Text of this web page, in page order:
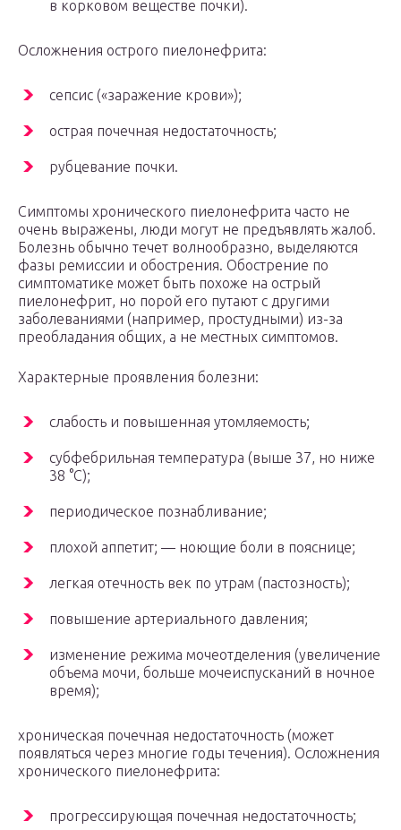
в корковом веществе почки).
Осложнения острого пиелонефрита:
сепсис («заражение крови»);
острая почечная недостаточность;
рубцевание почки.
Симптомы хронического пиелонефрита часто не
очень выражены, люди могут не предъявлять жалоб.
Болезнь обычно течет волнообразно, выделяются
фазы ремиссии и обострения. Обострение по
симптоматике может быть похоже на острый
пиелонефрит, но порой его путают с другими
заболеваниями (например, простудными) из-за
преобладания общих, а не местных симптомов.
Характерные проявления болезни:
слабость и повышенная утомляемость;
субфебрильная температура (выше 37, но ниже
38 °C);
периодическое познабливание;
плохой аппетит; — ноющие боли в пояснице;
легкая отечность век по утрам (пастозность);
повышение артериального давления;
изменение режима мочеотделения (увеличение
объема мочи, больше мочеиспусканий в ночное
время);
хроническая почечная недостаточность (может
появляться через многие годы течения). Осложнения
хронического пиелонефрита:
прогрессирующая почечная недостаточность;